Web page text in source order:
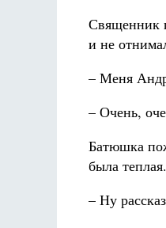
Священник
и не
– Меня
– Очень,
Батюшка
была теплая.
– Ну